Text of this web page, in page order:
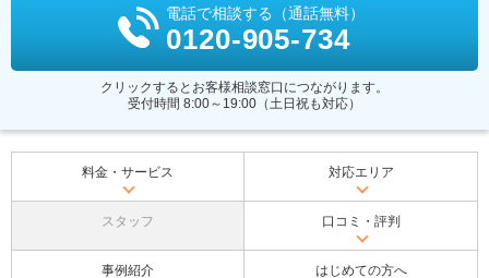
電話で相談する（通話無料）
0120-905-734
クリックするとお客様相談窓口につながります。
受付時間 8:00～19:00（土日祝も対応）
料金・サービス 対応エリア
スタッフ 口コミ・評判
事例紹介 はじめての方へ